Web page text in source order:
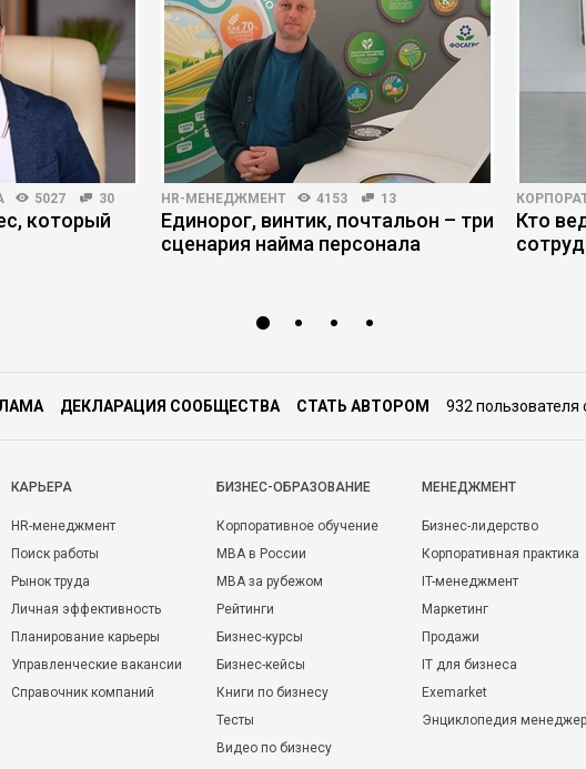
5027 30
который
HR-МЕНЕДЖМЕНТ 4153 13
Единорог, винтик, почтальон – три
сценария найма персонала
Кто
ДЕКЛАРАЦИЯ СООБЩЕСТВА СТАТЬ АВТОРОМ 932 пользователя
КАРЬЕРА
HR-менеджмент
Поиск работы
Рынок труда
Личная эффективность
Планирование карьеры
Управленческие вакансии
Справочник компаний
БИЗНЕС-ОБРАЗОВАНИЕ
Корпоративное обучение
MBA в России
MBA за рубежом
Рейтинги
Бизнес-курсы
Бизнес-кейсы
Книги по бизнесу
Тесты
Видео по бизнесу
МЕНЕДЖМЕНТ
Бизнес-лидерство
Корпоративная практика
IT-менеджмент
Маркетинг
Продажи
IT для бизнеса
Exemarket
Энциклопедия